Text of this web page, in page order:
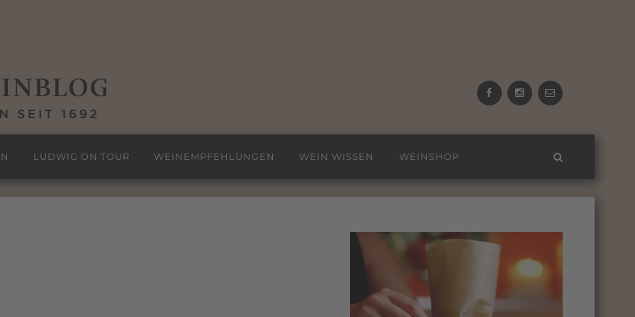
Facebook Instagramemail
LUDWIG ON TOUR WEINEMPFEHLUNGEN WEIN WISSEN WEINSHOP